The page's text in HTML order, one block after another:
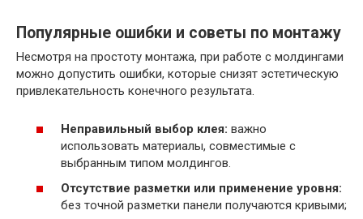
Популярные ошибки и советы по монтажу
Несмотря на простоту монтажа, при работе с молдингами
можно допустить ошибки, которые снизят эстетическую
привлекательность конечного результата.
Неправильный выбор клея: важно
использовать материалы, совместимые с
выбранным типом молдингов.
Отсутствие разметки или применение уровня:
без точной разметки панели получаются кривыми;